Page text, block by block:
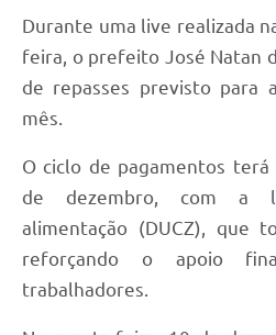
Durante uma live realizada
feira, o prefeito José Natan
de repasses previsto para
mês.
O ciclo de pagamentos
de dezembro, com a
alimentação (DUCZ), que
reforçando o apoio
trabalhadores.